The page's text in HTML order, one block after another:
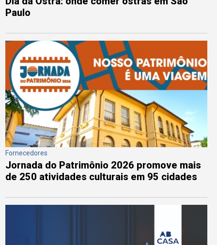
Paulo
Fornecedores
Jornada do Patrimônio 2026 promove mais
de 250 atividades culturais em 95 cidades